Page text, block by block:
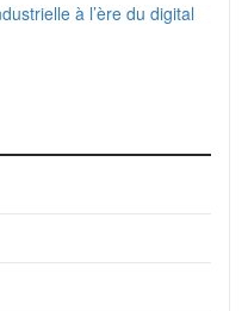
à l’ère du digital